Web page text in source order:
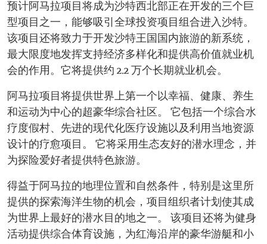
预计阿马拉项目将成为沙特西北部正在开发的三个巨
型项目之一，能够吸引全球投资项目组合进入沙特。
该项目还将致力于开发沙特王国国内旅游的新系统，
最大限度地发挥支持经济多样化和提供高价值就业机
会的作用。它将提供约 2.2 万个长期就业机会。
阿马拉项目将提供世界上第一个以幸福、健康、养生
和运动为中心的超豪华综合社区。 它包括一个综合水
疗度假村、先进的现代化医疗设施以及利用当地资源
设计的疗愈项目。 它将采用生态友好的潜水理念，并
为探险爱好者提供特色旅游。
得益于阿马拉的地理位置和自然条件，特别是这里所
提供的探索海洋生物的机会，项目组织者计划使其成
为世界上最好的潜水目的地之一。 该项目还将为健身
活动提供综合体育设施，为红海沿岸的豪华游艇和小